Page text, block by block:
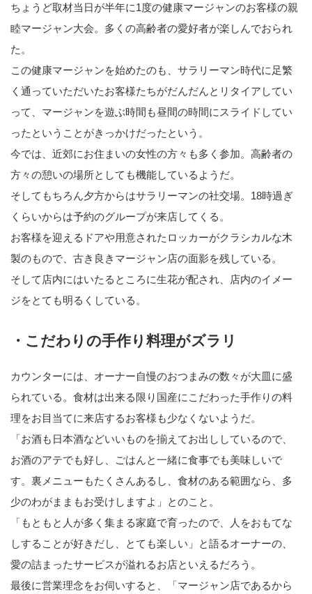
ちょうど取材当日が半年に1度の健康マージャンのお客様の親
睦マージャン大会。多くの高齢者の愛好者が楽しんでおられ
た。
この健康マージャンを始めたのも、サラリーマン時代に足繁
く通っていただいたお客様たちがだんだんとリタイアしてい
って、マージャンを遊ぶ時間も昼間の時間にスライドしてい
ったということがきっかけだったという。
今では、近郊にお住まいの女性の方々も多く参加。高齢者の
方々の憩いの場所としても機能しているようだ。
そしてもちろん夕方からはサラリーマンの社交場。18時過ぎ
くらいからは予約のグループが来店してくる。
お客様を迎えるドアや用意されたロッカーがクラシカルな木
製のもので、古き良きマージャン店の面影を残している。
そして店内にはいたるところに生花が配され、店内のイメー
ジをとても明るくしている。
・こだわりの手作り料理がズラリ
カウンターには、オーナー自慢のおつまみの数々が大皿に盛
られている。食材は出来る限り国産にこだわった手作りの料
理をお目当てに来店するお客様も少なくないようだ。
「お酒も日本酒などいいものを揃えてお出ししているので、
お酒のアテでも好し、ごはんと一緒に食事でも美味しいで
す。裏メニューもたくさんあるし、食材のある範囲なら、多
少のわがままもお受けしますよ」とのこと。
「もともと人が多く集まる家庭で育ったので、人をおもてな
しすることが好きだし、とても楽しい」と語るオーナーの、
愛の詰まったサービスが溢れるお店といえるだろう。
最後に営業理念をお伺いすると、「マージャン店であるから